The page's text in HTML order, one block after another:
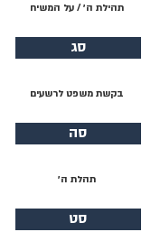
תהילת ה׳ / על המשיח
סג
בקשת משפט לרשעים
סה
תהלת ה׳
סט